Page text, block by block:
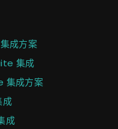
成方案
集成
成方案
成